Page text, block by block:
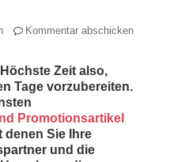
Kommentar abschicken
Zeit also,
Tage vorzubereiten.
Promotionsartikel
denen Sie Ihre
und die